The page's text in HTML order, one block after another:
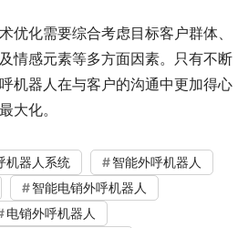
优化需要综合考虑目标客户群体、
情感元素等多方面因素。只有不断
机器人在与客户的沟通中更加得心
大化。
机器人系统
智能外呼机器人
智能电销外呼机器人
电销外呼机器人